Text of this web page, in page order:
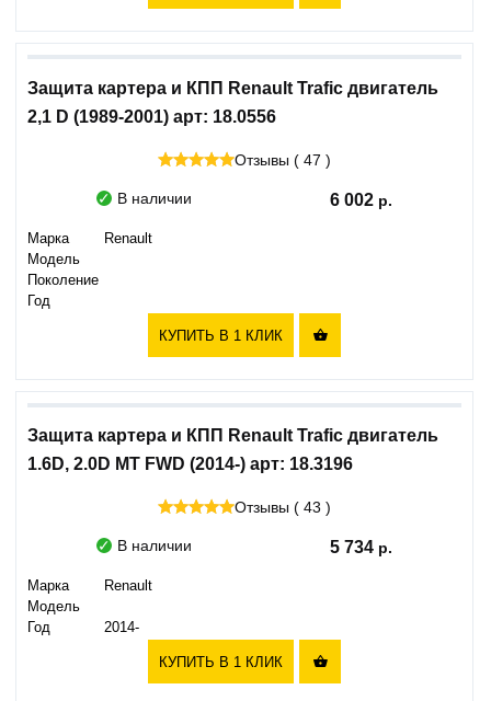
Защита картера и КПП Renault Trafic двигатель
2,1 D (1989-2001) арт: 18.0556
Отзывы ( 47 )
В наличии 6 002
Марка
Renault
Модель
Поколение
Год
КУПИТЬ В 1 КЛИК 
Защита картера и КПП Renault Trafic двигатель
1.6D, 2.0D MT FWD (2014-) арт: 18.3196
Отзывы ( 43 )
В наличии 5 734
Марка
Renault
Модель
Год
2014-
КУПИТЬ В 1 КЛИК 